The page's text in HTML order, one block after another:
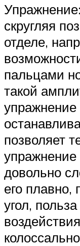
скругляя
отделе,
пальцами
такой
упражнение
позволяет
упражнение
довольно
его плавно,
угол,